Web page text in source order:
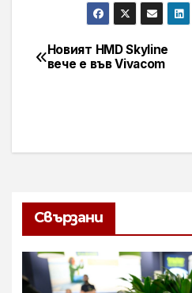
Навигация
Новият HMD Skyline
вече е във Vivacom
Свързани